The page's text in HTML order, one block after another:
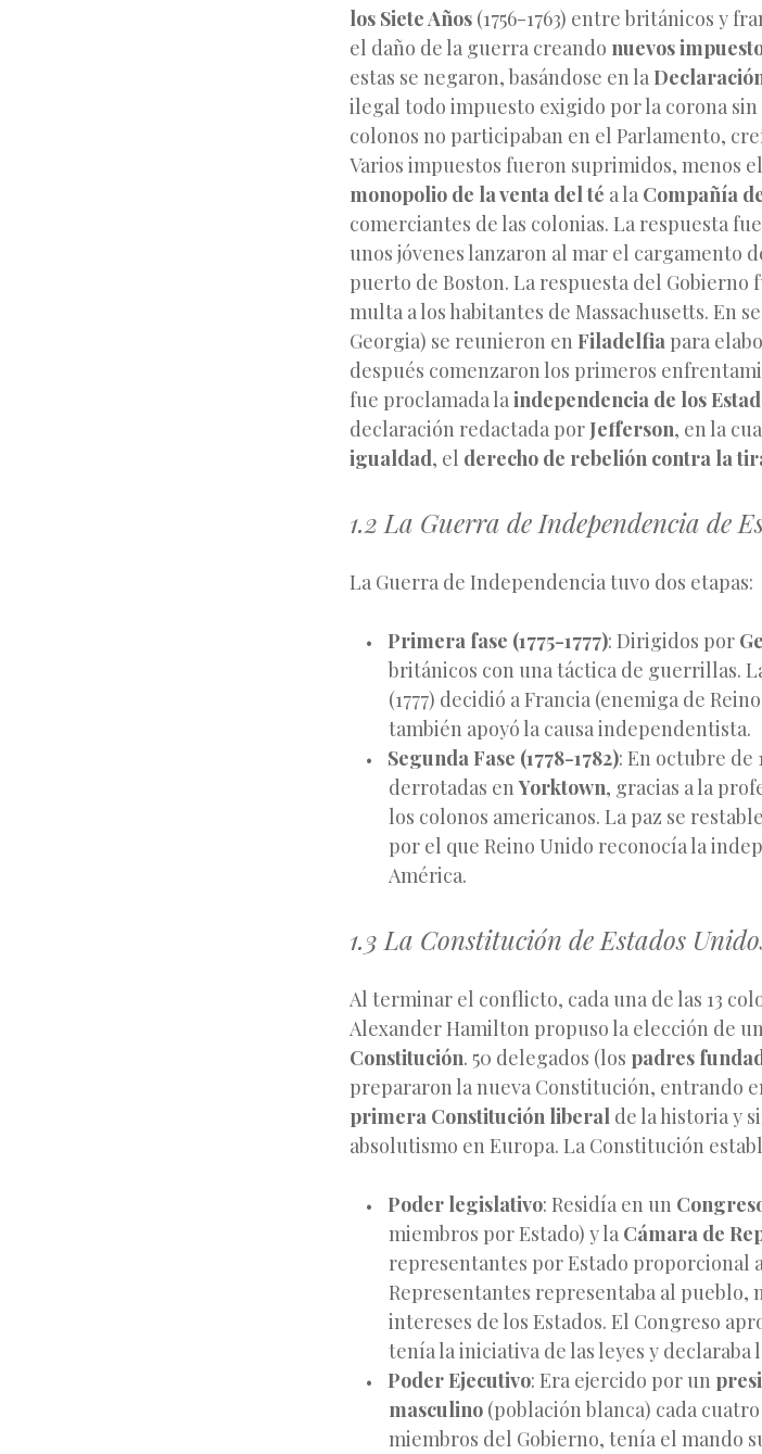
los Siete Años (1756-1763) entre británicos y
el daño de la guerra creando nuevos
estas se negaron, basándose en la
ilegal todo impuesto exigido por la corona
colonos no participaban en el Parlamento,
Varios impuestos fueron suprimidos, menos
monopolio de la venta del té a la Compañía
comerciantes de las colonias. La respuesta
unos jóvenes lanzaron al mar el cargamento
puerto de Boston. La respuesta del
multa a los habitantes de Massachusetts. En
Georgia) se reunieron en Filadelfia para
después comenzaron los primeros
fue proclamada laindependencia de los
declaración redactada por Jefferson, en la
igualdad, el derecho de rebelión contra la
1.2 La Guerra de Independencia de
La Guerra de Independencia tuvo dos etapas:
Primera fase (1775-1777): Dirigidos por
británicos con una táctica de guerrillas.
(1777) decidió a Francia (enemiga de
también apoyó la causa independentista.
Segunda Fase (1778-1782): En octubre de
derrotadas enYorktown, gracias a la
los colonos americanos. La paz se
por el que Reino Unido reconocía la
América.
1.3 La Constitución de Estados
Al terminar el conflicto, cada una de las 13
Alexander Hamilton propuso la elección de
Constitución. 50 delegados (los padres
prepararon la nueva Constitución, entrando
primera Constitución liberal de la historia y
absolutismo en Europa. La Constitución
Poder legislativo: Residía en un
miembros por Estado) y la Cámara de
representantes por Estado proporcional
Representantes representaba al pueblo,
intereses de los Estados. El Congreso
tenía la iniciativa de las leyes y declaraba
Poder Ejecutivo: Era ejercido por un
masculino (población blanca) cada
miembros del Gobierno, tenía el mando